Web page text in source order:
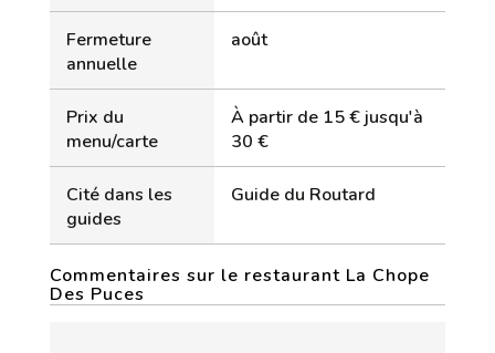
Fermeture
annuelle
août
Prix du
menu/carte
À partir de 15 € jusqu'à
30 €
Cité dans les
guides
Guide du Routard
Commentaires sur le restaurant La Chope
Des Puces